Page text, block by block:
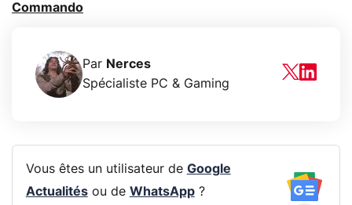
Commando
Par Nerces
Spécialiste PC & Gaming
Vous êtes un utilisateur de Google
Actualitésou de WhatsApp?